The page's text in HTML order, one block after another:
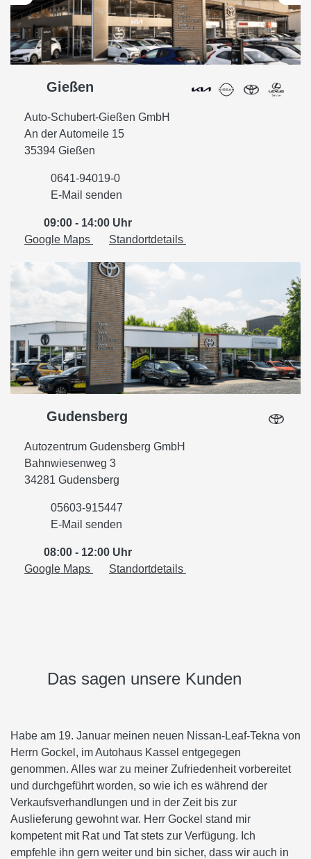
Gießen
Auto-Schubert-Gießen GmbH
An der Automeile 15
35394 Gießen
0641-94019-0
E-Mail senden
09:00 - 14:00 Uhr
Google Maps
Standortdetails
Gudensberg
Autozentrum Gudensberg GmbH
Bahnwiesenweg 3
34281 Gudensberg
05603-915447
E-Mail senden
08:00 - 12:00 Uhr
Google Maps
Standortdetails
Das sagen unsere Kunden
Habe am 19. Januar meinen neuen Nissan-Leaf-Tekna von
Herrn Gockel, im Autohaus Kassel entgegegen
genommen. Alles war zu meiner Zufriedenheit vorbereitet
und durchgeführt worden, so wie ich es während der
Verkaufsverhandlungen und in der Zeit bis zur
Auslieferung gewohnt war. Herr Gockel stand mir
kompetent mit Rat und Tat stets zur Verfügung. Ich
empfehle ihn gern weiter und bin sicher, dass wir auch in